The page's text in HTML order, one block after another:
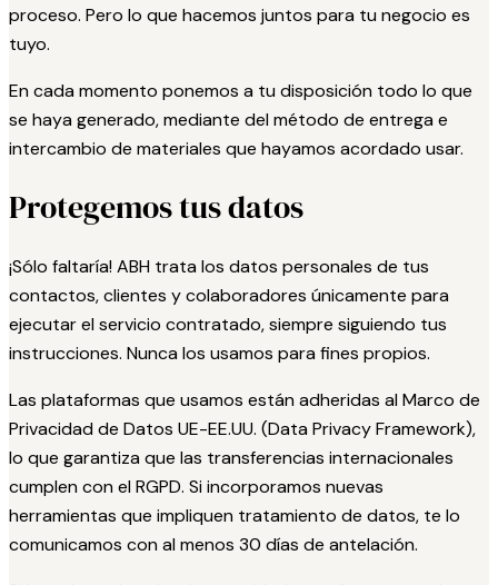
proceso. Pero lo que hacemos juntos para tu negocio es
tuyo.
En cada momento ponemos a tu disposición todo lo que
se haya generado, mediante del método de entrega e
intercambio de materiales que hayamos acordado usar.
Protegemos tus datos
¡Sólo faltaría! ABH trata los datos personales de tus
contactos, clientes y colaboradores únicamente para
ejecutar el servicio contratado, siempre siguiendo tus
instrucciones. Nunca los usamos para fines propios.
Las plataformas que usamos están adheridas al Marco de
Privacidad de Datos UE-EE.UU. (Data Privacy Framework),
lo que garantiza que las transferencias internacionales
cumplen con el RGPD. Si incorporamos nuevas
herramientas que impliquen tratamiento de datos, te lo
comunicamos con al menos 30 días de antelación.